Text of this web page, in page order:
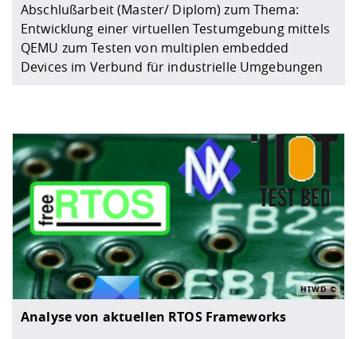
Abschlußarbeit (Master/ Diplom) zum Thema:
Entwicklung einer virtuellen Testumgebung mittels
QEMU zum Testen von multiplen embedded
Devices im Verbund für industrielle Umgebungen
Analyse von aktuellen RTOS Frameworks
HTWD